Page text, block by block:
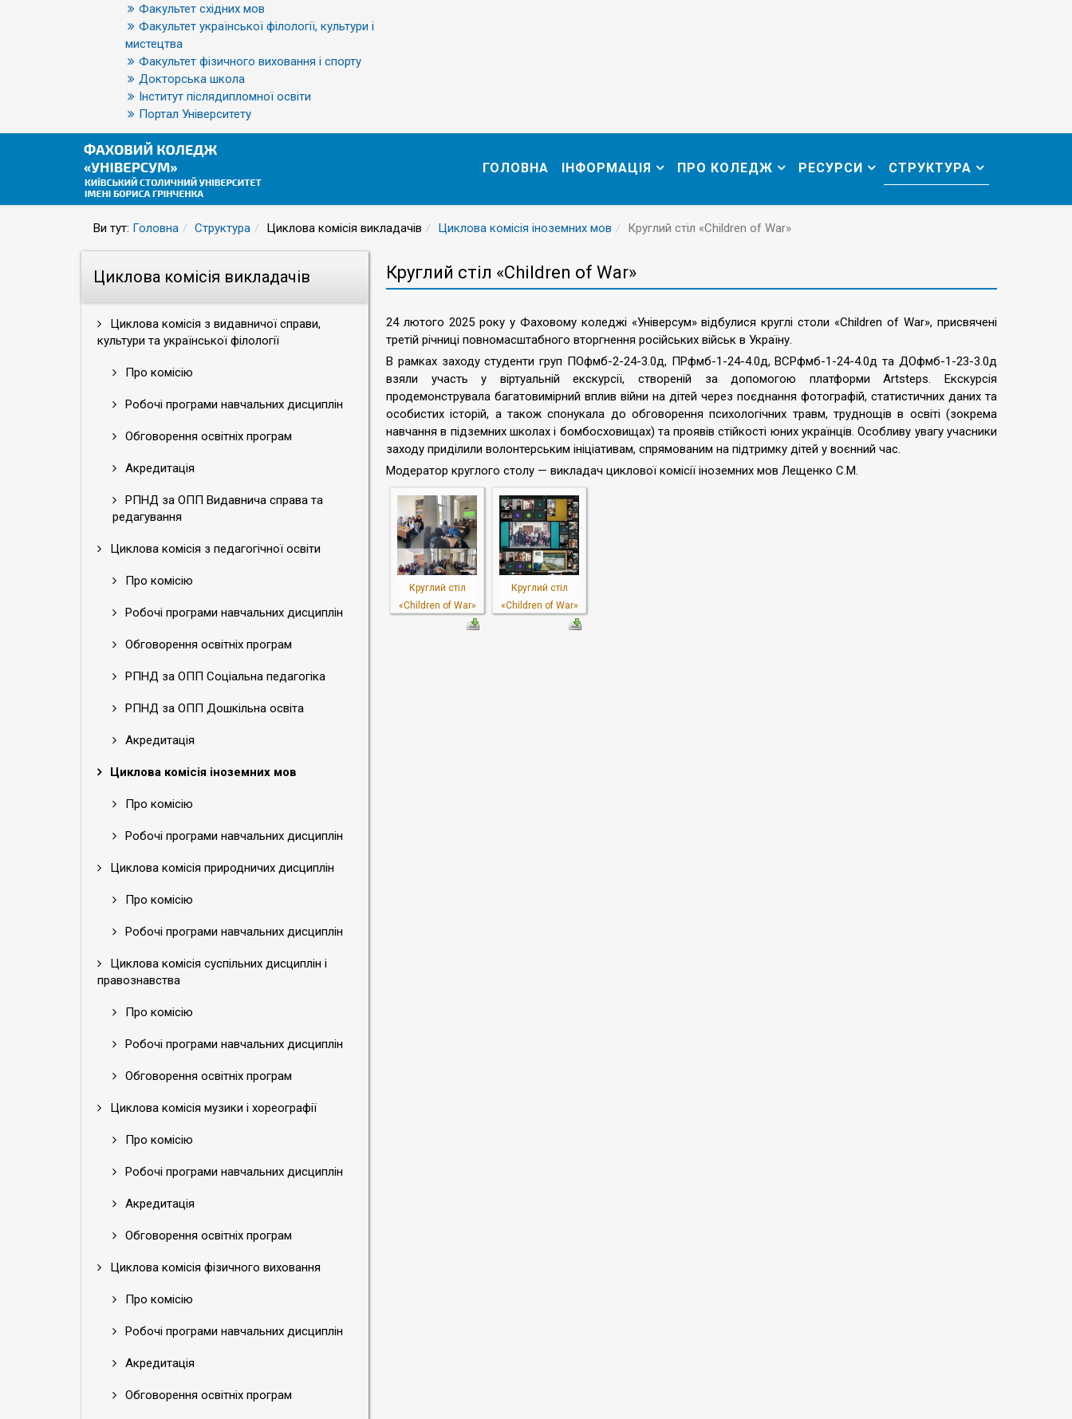
Факультет східних мов
Факультет української філології, культури і
мистецтва
Факультет фізичного виховання і спорту
Докторська школа
Інститут післядипломної освіти
Портал Університету
ГОЛОВНА ІНФОРМАЦІЯ ПРО КОЛЕДЖ РЕСУРСИ СТРУКТУРА
Ви тут: Головна Структура Циклова комісія викладачів Циклова комісія іноземних мов Круглий стіл «Children of War»
Циклова комісія викладачів
Циклова комісія з видавничої справи,
культури та української філології
Про комісію
Робочі програми навчальних дисциплін
Обговорення освітніх програм
Акредитація
РПНД за ОПП Видавнича справа та
редагування
Циклова комісія з педагогічної освіти
Про комісію
Робочі програми навчальних дисциплін
Обговорення освітніх програм
РПНД за ОПП Соціальна педагогіка
РПНД за ОПП Дошкільна освіта
Акредитація
Циклова комісія іноземних мов
Про комісію
Робочі програми навчальних дисциплін
Циклова комісія природничих дисциплін
Про комісію
Робочі програми навчальних дисциплін
Циклова комісія суспільних дисциплін і
правознавства
Про комісію
Робочі програми навчальних дисциплін
Обговорення освітніх програм
Циклова комісія музики і хореографії
Про комісію
Робочі програми навчальних дисциплін
Акредитація
Обговорення освітніх програм
Циклова комісія фізичного виховання
Про комісію
Робочі програми навчальних дисциплін
Акредитація
Обговорення освітніх програм
Круглий стіл «Children of War»
24 лютого 2025 року у Фаховому коледжі «Універсум» відбулися круглі столи «Children of War», присвячені
третій річниці повномасштабного вторгнення російських військ в Україну.
В рамках заходу студенти груп ПОфмб-2-24-3.0д, ПРфмб-1-24-4.0д, ВСРфмб-1-24-4.0д та ДОфмб-1-23-3.0д
взяли участь у віртуальній екскурсії, створеній за допомогою платформи Artsteps. Екскурсія
продемонструвала багатовимірний вплив війни на дітей через поєднання фотографій, статистичних даних та
особистих історій, а також спонукала до обговорення психологічних травм, труднощів в освіті (зокрема
навчання в підземних школах і бомбосховищах) та проявів стійкості юних українців. Особливу увагу учасники
заходу приділили волонтерським ініціативам, спрямованим на підтримку дітей у воєнний час.
Модератор круглого столу — викладач циклової комісії іноземних мов Лещенко С.М.
Круглий стіл
«Children of War»
Круглий стіл
«Children of War»